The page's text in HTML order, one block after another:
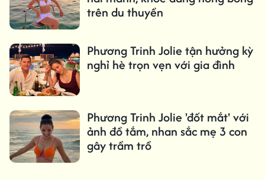
trên du thuyền
Phương Trinh Jolie tận hưởng kỳ
nghỉ hè trọn vẹn với gia đình
Phương Trinh Jolie 'đốt mắt' với
ảnh đồ tắm, nhan sắc mẹ 3 con
gây trầm trồ